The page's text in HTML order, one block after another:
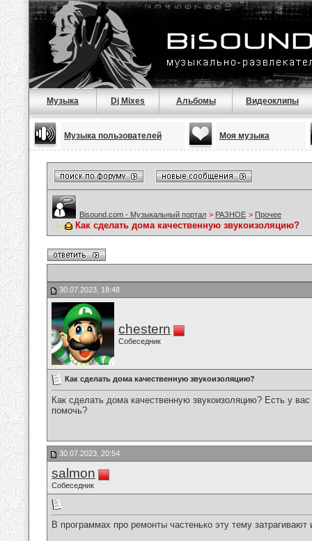
Музыка Dj Mixes Альбомы Видеоклипы
Музыка пользователей Моя музыка
Bisound.com - Музыкальный портал > РАЗНОЕ > Прочее
Как сделать дома качественную звукоизоляцию?
30.07.2023, 18:48
chestern
Собеседник
Как сделать дома качественную звукоизоляцию?
Как сделать дома качественную звукоизоляцию? Есть у
помочь?
30.07.2023, 20:54
salmon
Собеседник
В программах про ремонты частенько эту тему